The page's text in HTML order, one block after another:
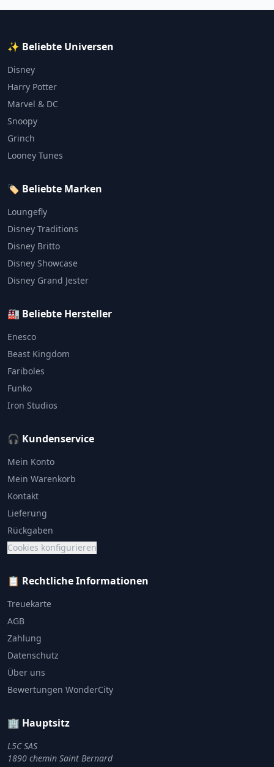
✨ Beliebte Universen
Disney
Harry Potter
Marvel & DC
Snoopy
Grinch
Looney Tunes
🏷️ Beliebte Marken
Loungefly
Disney Traditions
Disney Britto
Disney Showcase
Disney Grand Jester
🏭 Beliebte Hersteller
Enesco
Beast Kingdom
Fariboles
Funko
Iron Studios
🎧 Kundenservice
Mein Konto
Mein Warenkorb
Kontakt
Lieferung
Rückgaben
Cookies konfigurieren
📋 Rechtliche Informationen
Treuekarte
AGB
Zahlung
Datenschutz
Über uns
Bewertungen WonderCity
🏢 Hauptsitz
L5C SAS
1890 chemin Saint Bernard